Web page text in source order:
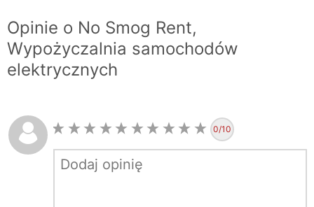
Opinie o No Smog Rent,
Wypożyczalnia samochodów
elektrycznych
0/10